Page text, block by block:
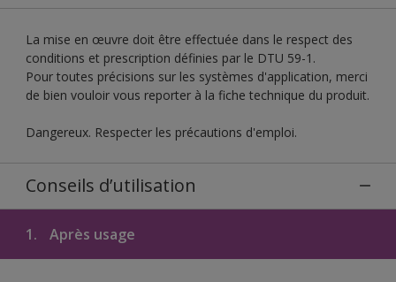
La mise en œuvre doit être effectuée dans le respect des
conditions et prescription définies par le DTU 59-1.
Pour toutes précisions sur les systèmes d'application, merci
de bien vouloir vous reporter à la fiche technique du produit.
Dangereux. Respecter les précautions d'emploi.
Conseils d’utilisation
1. Après usage